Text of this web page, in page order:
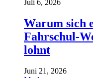
Juli 6, 2026
Warum sich
Fahrschul-
lohnt
Juni 21, 2026